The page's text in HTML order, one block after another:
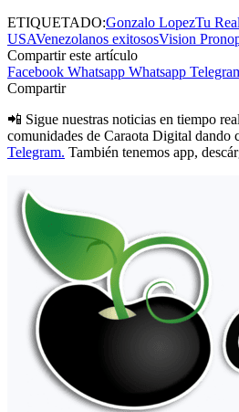
ETIQUETADO:Gonzalo LopezTu
USAVenezolanos exitososVision
Compartir este artículo
Facebook Whatsapp Whatsapp
Compartir
📲 Sigue nuestras noticias en tiempo
comunidades de Caraota Digital dando
Telegram. También tenemos app,